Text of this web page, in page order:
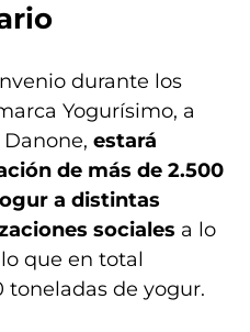
durante los
Yogurísimo, a
estará
de más de 2.500
a distintas
sociales a lo
que en total
toneladas de yogur.